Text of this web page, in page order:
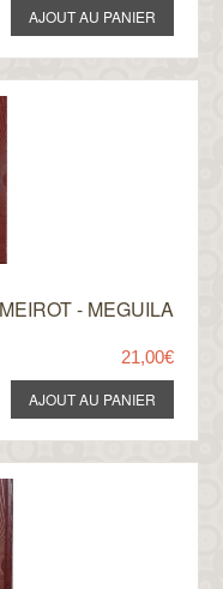
- MEGUILA
21,00€